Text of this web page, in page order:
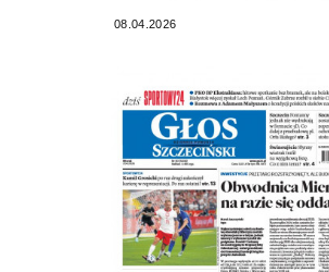
08.04.2026